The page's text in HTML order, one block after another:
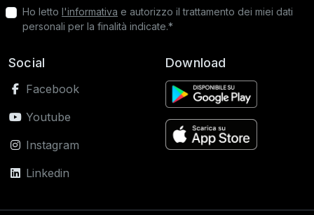
Ho letto l'informativa e autorizzo il trattamento dei miei dati
personali per la finalità indicate.*
Social
Facebook
Youtube
Instagram
Linkedin
Download